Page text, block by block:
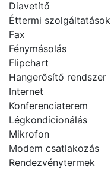
Diavetítő
Éttermi szolgáltatások
Fax
Fénymásolás
Flipchart
Hangerősítő rendszer
Internet
Konferenciaterem
Légkondícionálás
Mikrofon
Modem csatlakozás
Rendezvénytermek